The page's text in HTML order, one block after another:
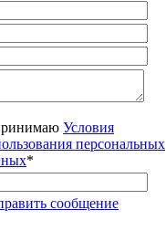
Условия
персональных
*
сообщение